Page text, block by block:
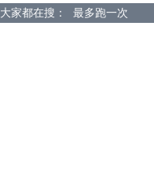
大家都在搜： 最多跑一次